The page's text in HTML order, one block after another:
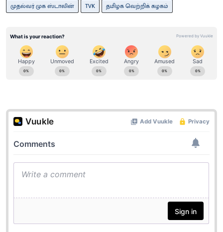
முதல்வர் முக ஸ்டாலின்
TVK தமிழக வெற்றிக் கழகம்